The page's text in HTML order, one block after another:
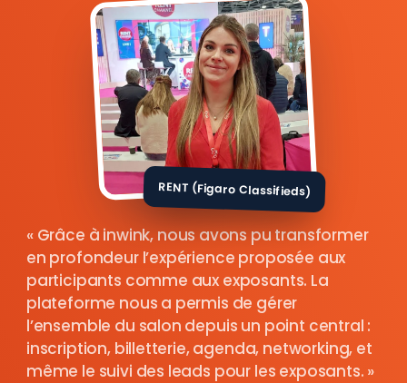
RENT (Figaro Classifieds)
Grâce à inwink, nous avons pu transformer
en profondeur l’expérience proposée aux
participants comme aux exposants. La
plateforme nous a permis de gérer
l’ensemble du salon depuis un point central :
inscription, billetterie, agenda, networking, et
même le suivi des leads pour les exposants.